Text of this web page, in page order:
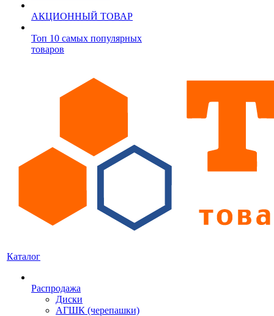
АКЦИОННЫЙ ТОВАР
Топ 10 самых популярных
товаров
Каталог
Распродажа
Диски
АГШК (черепашки)